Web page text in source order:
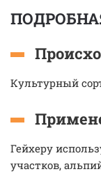
Культурный
Гейхеру
участков,